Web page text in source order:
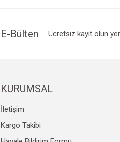
E-Bülten Ücretsiz kayıt olun
KURUMSAL
İletişim
Kargo Takibi